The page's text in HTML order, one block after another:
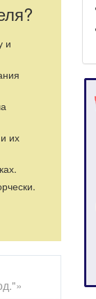
и
их